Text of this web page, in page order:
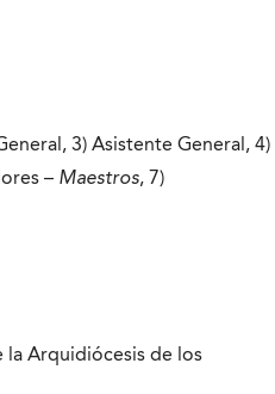
3) Asistente General, 4)
– Maestros, 7)
la Arquidiócesis de los